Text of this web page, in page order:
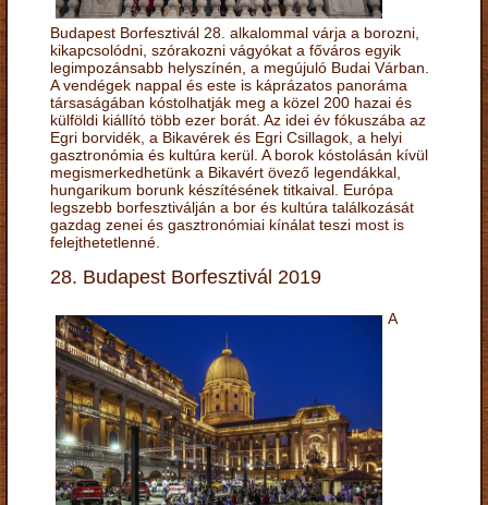
Budapest Borfesztivál 28. alkalommal várja a borozni,
kikapcsolódni, szórakozni vágyókat a főváros egyik
legimpozánsabb helyszínén, a megújuló Budai Várban.
A vendégek nappal és este is káprázatos panoráma
társaságában kóstolhatják meg a közel 200 hazai és
külföldi kiállító több ezer borát. Az idei év fókuszába az
Egri borvidék, a Bikavérek és Egri Csillagok, a helyi
gasztronómia és kultúra kerül. A borok kóstolásán kívül
megismerkedhetünk a Bikavért övező legendákkal,
hungarikum borunk készítésének titkaival. Európa
legszebb borfesztiválján a bor és kultúra találkozását
gazdag zenei és gasztronómiai kínálat teszi most is
felejthetetlenné.
28. Budapest Borfesztivál 2019
A